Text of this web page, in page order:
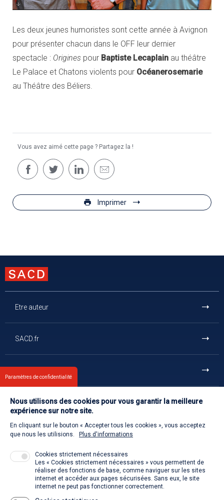
Les deux jeunes humoristes sont cette année à Avignon
pour présenter chacun dans le OFF leur dernier
spectacle : Origines pour Baptiste Lecaplain au théâtre
Le Palace et Chatons violents pour Océanerosemarie
au Théâtre des Béliers.
Vous avez aimé cette page ? Partagez la !
Imprimer
Etre auteur
SACD.fr
Et aussi
Contact us
Welcome to the SACD
Paramètres de confidentialité
Nous utilisons des cookies pour vous garantir la meilleure
expérience sur notre site.
En cliquant sur le bouton « Accepter tous les cookies », vous acceptez
que nous les utilisions.
Plus d'informations
Cookies strictement nécessaires
Les « Cookies strictement nécessaires » vous permettent de
réaliser des fonctions de base, comme naviguer sur les sites
internet et accéder aux pages sécurisées. Sans eux, le site
internet ne peut pas fonctionner correctement.